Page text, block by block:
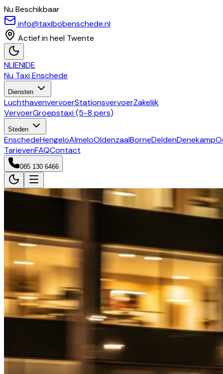
Nu Beschikbaar
info@taxibobenschede.nl
Actief in heel Twente
NL|EN|DE
Nu TaxiEnschede
Diensten
LuchthavenvervoerStationsvervoerZakelijk
VervoerGroepstaxi (5-8 pers)
Steden
EnschedeHengeloAlmeloOldenzaalBorneDeldenDenekamp
TarievenFAQContact
085 130 6466